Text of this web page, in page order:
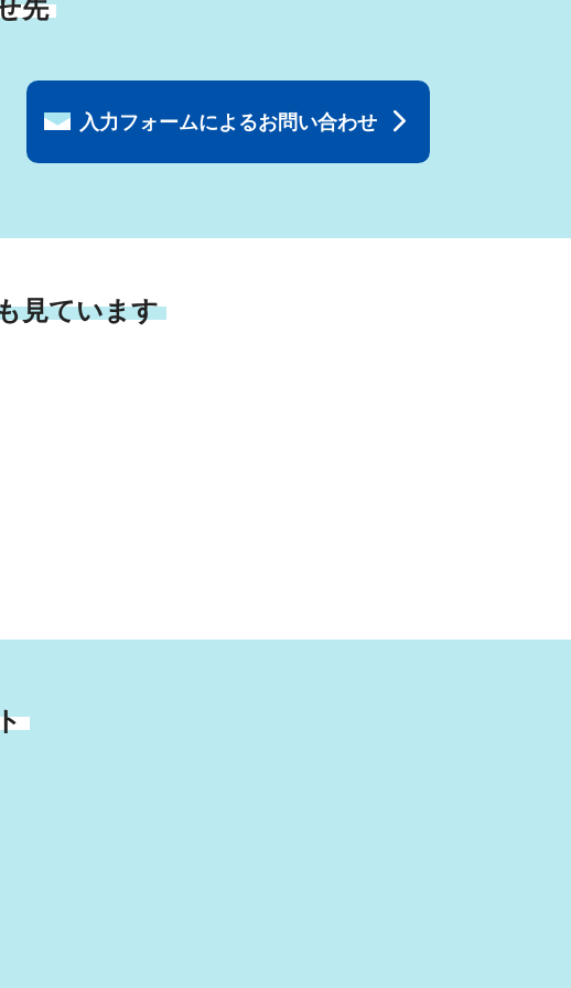
先
入力フォームによるお問い合わせ
見ています